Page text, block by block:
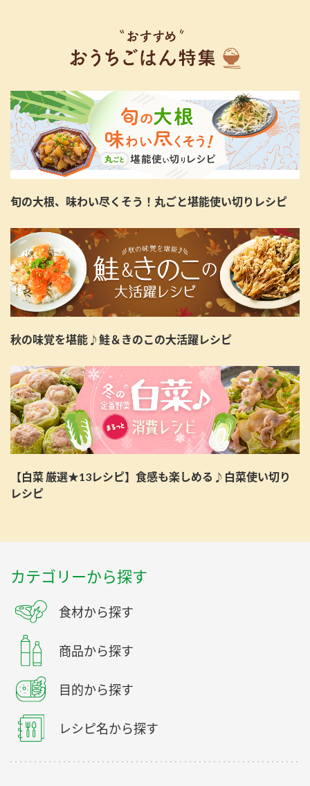
旬の大根、味わい尽くそう！丸ごと堪能使い切りレシピ
秋の味覚を堪能♪鮭＆きのこの大活躍レシピ
【白菜 厳選★13レシピ】食感も楽しめる♪白菜使い切り
レシピ
カテゴリーから探す
食材から探す
商品から探す
目的から探す
レシピ名から探す